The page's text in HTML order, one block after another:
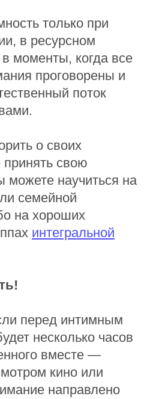
только при
в ресурсном
моменты, когда все
проговорены и
поток
о своих
принять свою
можете научиться на
семейной
на хороших
интегральной
перед интимным
несколько часов
вместе —
кино или
направлено